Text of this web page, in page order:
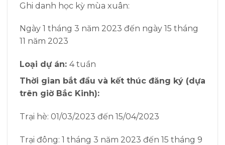
Ghi danh học kỳ mùa xuân:
Ngày 1 tháng 3 năm 2023 đến ngày 15 tháng
11 năm 2023
Loại dự án: 4 tuần
Thời gian bắt đầu và kết thúc đăng ký (dựa
trên giờ Bắc Kinh):
Trại hè: 01/03/2023 đến 15/04/2023
Trại đông: 1 tháng 3 năm 2023 đến 15 tháng 9